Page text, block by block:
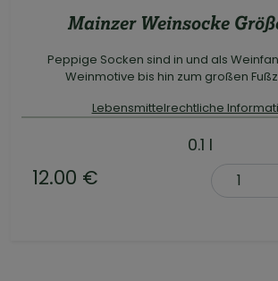
Mainzer Weinsocke
Peppige Socken sind in und als
Weinmotive bis hin zum großen
Lebensmittelrechtliche
0.1 l
12.00 €